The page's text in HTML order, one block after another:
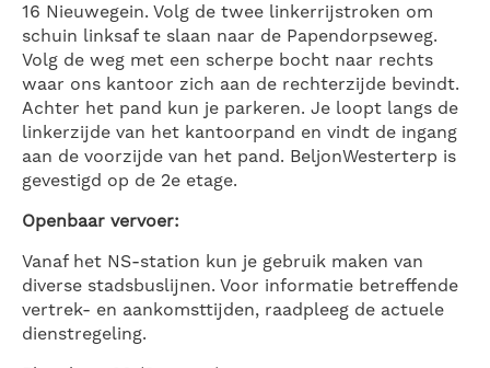
16 Nieuwegein. Volg de twee linkerrijstroken om
schuin linksaf te slaan naar de Papendorpseweg.
Volg de weg met een scherpe bocht naar rechts
waar ons kantoor zich aan de rechterzijde bevindt.
Achter het pand kun je parkeren. Je loopt langs de
linkerzijde van het kantoorpand en vindt de ingang
aan de voorzijde van het pand. BeljonWesterterp is
gevestigd op de 2e etage.
Openbaar vervoer:
Vanaf het NS-station kun je gebruik maken van
diverse stadsbuslijnen. Voor informatie betreffende
vertrek- en aankomsttijden, raadpleeg de actuele
dienstregeling.​